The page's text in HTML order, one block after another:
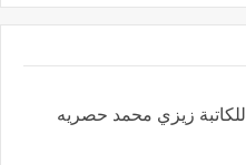
شهد الحياة الفصل ٣١ الاخير ج٢ للكاتبة زيزي محمد حصريه